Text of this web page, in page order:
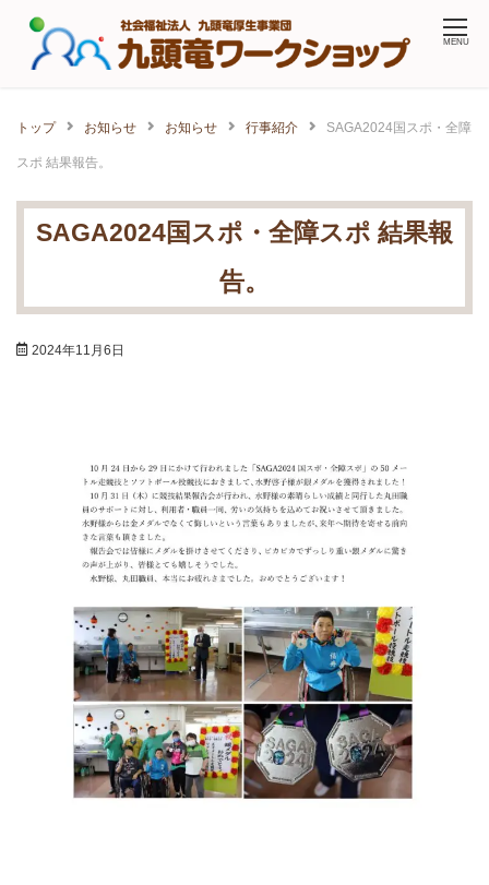
Skip
MENU
トップ お知らせ お知らせ 行事紹介 SAGA2024国スポ・全障
スポ 結果報告。
SAGA2024国スポ・全障スポ 結果報
告。
2024年11月6日